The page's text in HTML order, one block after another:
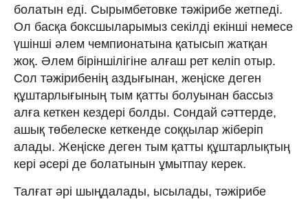
болатын еді. Сырымбетовке тәжірибе жетпеді.
Ол басқа боксшыларымыз секілді екінші немесе
үшінші әлем чемпионатына қатысып жатқан
жоқ. Әлем біріншілігіне алғаш рет келіп отыр.
Сол тәжірибенің аздығынан, жеңіске деген
құштарлығының тым қатты болуынан бассыз
алға кеткен кездері болды. Сондай сәттерде,
ашық төбелеске кеткенде соққылар жіберіп
алады. Жеңіске деген тым қатты құштарлықтың
кері әсері де болатынын ұмытпау керек.
Талғат әрі шыңдалады, ысылады, тәжірибе